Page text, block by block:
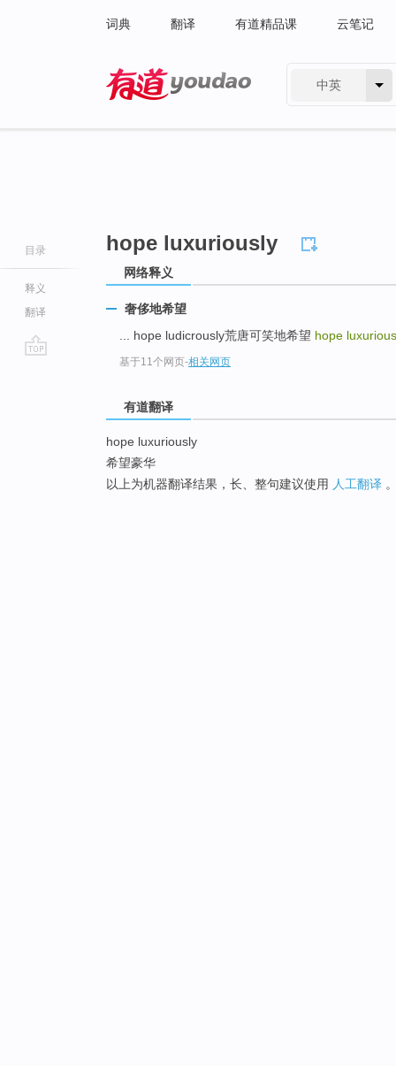
词典 翻译 有道精品课 云笔记
中英
目录
释义
翻译
hope luxuriously
网络释义
奢侈地希望
... hope ludicrously荒唐可笑地希望 hope
基于11个网页-相关网页
有道翻译
hope luxuriously
希望豪华
以上为机器翻译结果，长、整句建议使用 人工翻译